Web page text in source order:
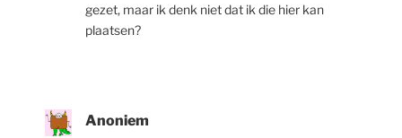
gezet, maar ik denk niet dat ik die hier kan
plaatsen?
Anoniem